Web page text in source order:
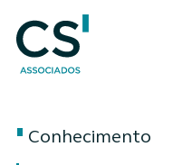
Conhecimento